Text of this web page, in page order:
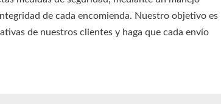
de cada encomienda. Nuestro objetivo es
de nuestros clientes y haga que cada envío